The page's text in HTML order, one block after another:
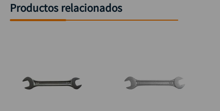
Productos relacionados